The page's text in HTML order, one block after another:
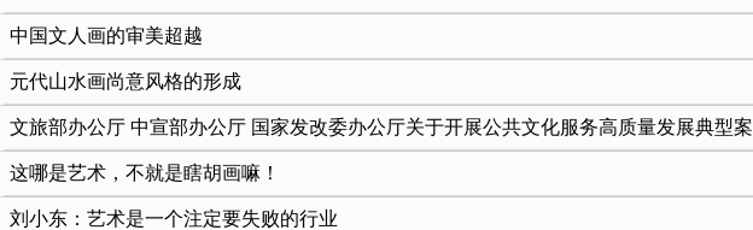
中国文人画的审美超越
元代山水画尚意风格的形成
文旅部办公厅 中宣部办公厅 国家发改委办公厅关于开展公共文化服务高质量发展典型
这哪是艺术，不就是瞎胡画嘛！
刘小东：艺术是一个注定要失败的行业